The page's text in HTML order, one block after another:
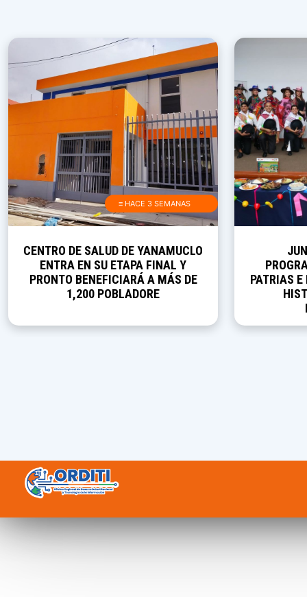
≡ HACE 3 SEMANAS
CENTRO DE SALUD DE YANAMUCLO
ENTRA EN SU ETAPA FINAL Y
PRONTO BENEFICIARÁ A MÁS DE
1,200 POBLADORE
PATRIAS